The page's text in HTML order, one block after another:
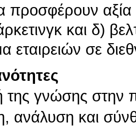
προσφέρουν
και δ)
εταιρειών σε
γνώσης στην
ανάλυση και